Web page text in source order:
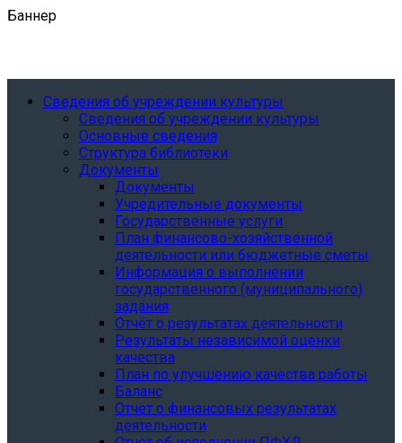
Баннер
Сведения об учреждении культуры
Сведения об учреждении культуры
Основные сведения
Структура библиотеки
Документы
Документы
Учредительные документы
Государственные услуги
План финансово-хозяйственной
деятельности или бюджетные сметы
Информация о выполнении
государственного (муниципального)
задания
Отчёт о результатах деятельности
Результаты независимой оценки
качества
План по улучшению качества работы
Баланс
Отчет о финансовых результатах
деятельности